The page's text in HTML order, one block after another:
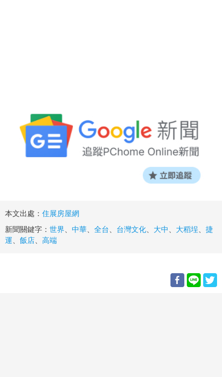
本文出處： 住展房屋網
新聞關鍵字： 世界、 中華、 全台、 台灣文化、 大中 、 大稻埕、 捷
運、 飯店、 高端